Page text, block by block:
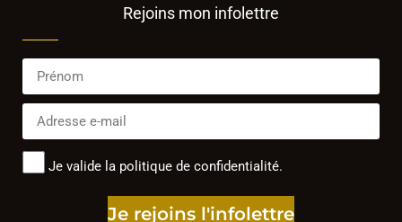
Rejoins mon infolettre
Je valide la politique de confidentialité.
Je rejoins l'infolettre